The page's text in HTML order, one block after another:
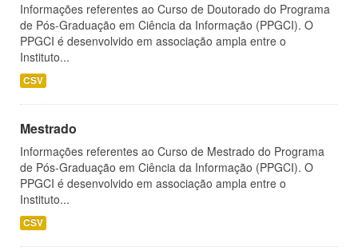
Informações referentes ao Curso de Doutorado do Programa
de Pós-Graduação em Ciência da Informação (PPGCI). O
PPGCI é desenvolvido em associação ampla entre o
Instituto...
CSV
Mestrado
Informações referentes ao Curso de Mestrado do Programa
de Pós-Graduação em Ciência da Informação (PPGCI). O
PPGCI é desenvolvido em associação ampla entre o
Instituto...
CSV